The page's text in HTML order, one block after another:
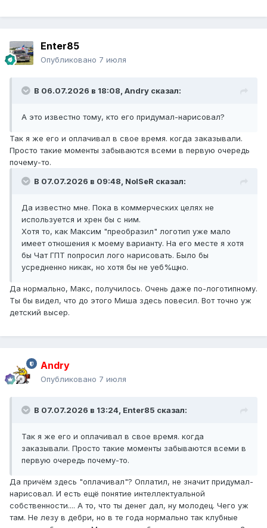
Enter85
Опубликовано 7 июля
В 06.07.2026 в 18:08, Andry сказал:
А это известно тому, кто его придумал-нарисовал?
Так я же его и оплачивал в свое время. когда заказывали.
Просто такие моменты забываются всеми в первую очередь
почему-то.
В 07.07.2026 в 09:48, NoISeR сказал:
Да известно мне. Пока в коммерческих целях не
используется и хрен бы с ним.
Хотя то, как Максим "преобразил" логотип уже мало
имеет отношения к моему варианту. На его месте я хотя
бы Чат ГПТ попросил лого нарисовать. Было бы
усредненно никак, но хотя бы не уеб%щно.
Да нормально, Макс, получилось. Очень даже по-логотипному.
Ты бы видел, что до этого Миша здесь повесил. Вот точно уж
детский высер.
Andry
Опубликовано 7 июля
В 07.07.2026 в 13:24, Enter85 сказал:
Так я же его и оплачивал в свое время. когда
заказывали. Просто такие моменты забываются всеми в
первую очередь почему-то.
Да причём здесь "оплачивал"? Оплатил, не значит придумал-
нарисовал. И есть ещё понятие интеллектуальной
собственности.... А то, что ты денег дал, ну молодец. Чего уж
там. Не лезу в дебри, но в те года нормально так клубные